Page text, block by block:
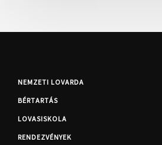
NEMZETI LOVARDA
BÉRTARTÁS
LOVASISKOLA
RENDEZVÉNYEK